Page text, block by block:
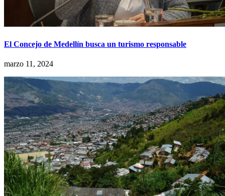
El Concejo de Medellín busca un turismo responsable
marzo 11, 2024